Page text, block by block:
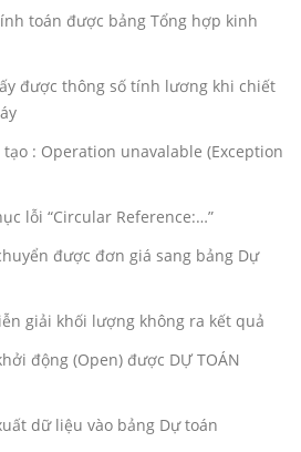
toán được bảng Tổng hợp kinh
được thông số tính lương khi chiết
: Operation unavalable (Exception
lỗi “Circular Reference:…”
được đơn giá sang bảng Dự
giải khối lượng không ra kết quả
động (Open) được DỰ TOÁN
dữ liệu vào bảng Dự toán